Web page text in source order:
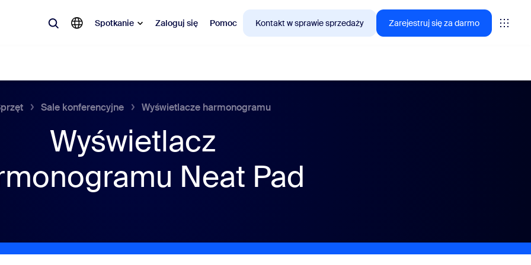
Spotkanie Zaloguj się Pomoc Kontakt w sprawie sprzedaży Zarejestruj się za darmo
topie, co jest modne, co budzi ciekawość – rozwiązania, którymi teraz interesują się klienci Zoom.
Meetings
Sale konferencyjne Wyświetlacze harmonogramu
Wyświetlacz
Neat Pad